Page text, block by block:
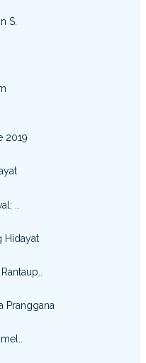
S.
2019
..
Hidayat
Pranggana